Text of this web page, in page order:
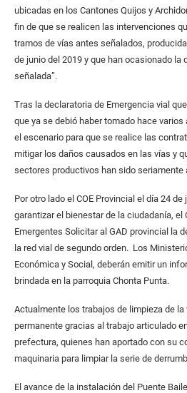
ubicadas en los Cantones Quijos y
fin de que se realicen las intervenciones
tramos de vías antes señalados,
de junio del 2019 y que han ocasionado la
señalada”.
Tras la declaratoria de Emergencia vial
que ya se debió haber tomado hace
el escenario para que se realice las
mitigar los daños causados en las vías y
sectores productivos han sido seriamente
Por otro lado el COE Provincial el día 24
garantizar el bienestar de la ciudadanía, el
Emergentes Solicitar al GAD provincial la
la red vial de segundo orden. Los
Económica y Social, deberán emitir un
brindada en la parroquia Chonta Punta.
Actualmente los trabajos de limpieza de
permanente gracias al trabajo articulado
prefectura, quienes han aportado con su
maquinaria para limpiar la serie de
El avance de la instalación del Puente